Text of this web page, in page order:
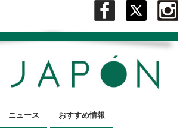
ニュース おすすめ情報